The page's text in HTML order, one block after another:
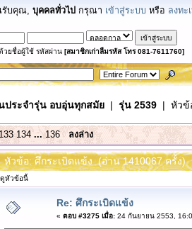
รับคุณ, บุคคลทั่วไป กรุณา เข้าสู่ระบบ หรือ ลงทะ
วยชื่อผู้ใช้ รหัสผ่าน [สมาชิกเก่าลืมรหัส โทร 081-7611760]
ประจำรุ่น อบอุ่นทุกสมัย| รุ่น 2539| หัวข้
134 ...136 ลงล่าง
หัวข้อ: ศึกระเบิดแข้ง (อ่าน 1410067 ครั้ง)
ดูหัวข้อนี้
Re: ศึกระเบิดแข้ง
« ตอบ #3275 เมื่อ:24 กันยายน 2553,